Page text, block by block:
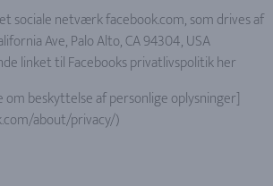
sociale netværk facebook.com, som drives af
Ave, Palo Alto, CA 94304, USA
linket til Facebooks privatlivspolitik her
om beskyttelse af personlige oplysninger]
about/privacy/)